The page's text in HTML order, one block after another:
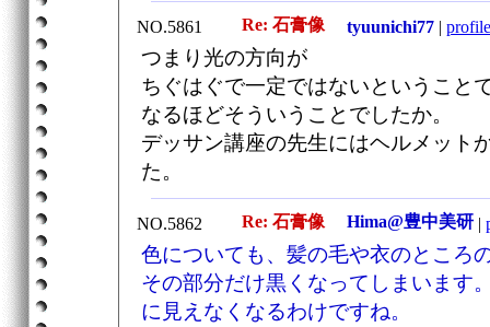
NO.5861 Re: 石膏像 tyuunichi77 | profile
つまり光の方向が
ちぐはぐで一定ではないということ
なるほどそういうことでしたか。
デッサン講座の先生にはヘルメット
た。
NO.5862 Re: 石膏像 Hima@豊中美研 |
色についても、髪の毛や衣のところ
その部分だけ黒くなってしまいます
に見えなくなるわけですね。